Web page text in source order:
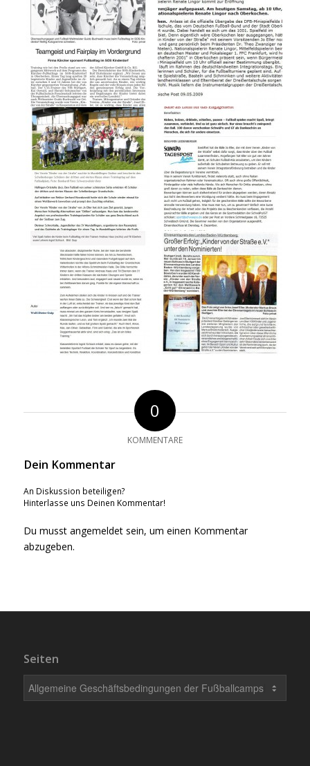
0
KOMMENTARE
Dein Kommentar
An Diskussion beteiligen?
Hinterlasse uns Deinen Kommentar!
Du musst angemeldetsein, um einen Kommentar
abzugeben.
Seiten